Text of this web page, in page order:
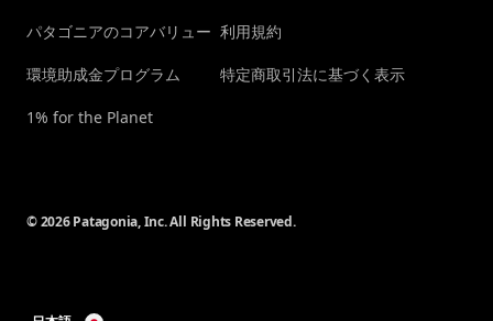
パタゴニアのコアバリュー
環境助成金プログラム
1% for the Planet
利用規約
特定商取引法に基づく表示
© 2026 Patagonia, Inc. All Rights Reserved.